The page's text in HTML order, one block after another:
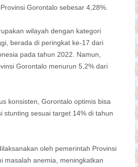
Gorontalo sebesar 4,28%.
wilayah dengan kategori
berada di peringkat ke-17 dari
pada tahun 2022. Namun,
Gorontalo menurun 5,2% dari
konsisten, Gorontalo optimis bisa
stunting sesuai target 14% di tahun
oleh pemerintah Provinsi
masalah anemia, meningkatkan